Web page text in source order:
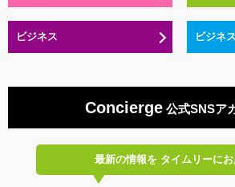
ビジネス ビジネ
Concierge公式SNSア
最新の情報をタイムリーにお